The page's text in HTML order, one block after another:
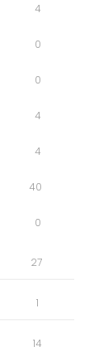
4
0
0
4
4
40
0
27
1
14